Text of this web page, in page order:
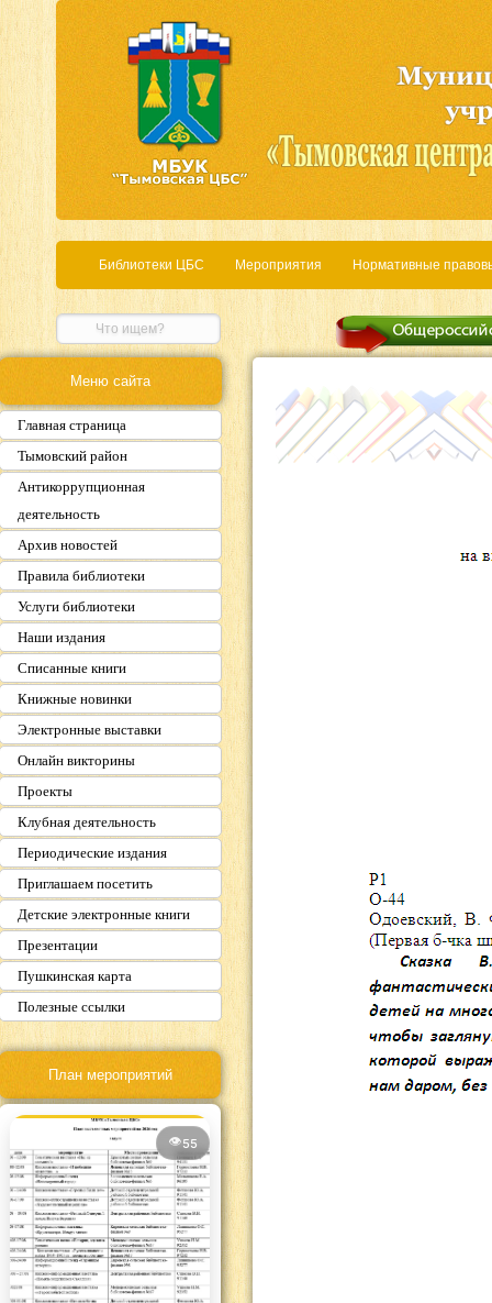
Библиотеки ЦБС Мероприятия Нормативные
Меню сайта
Главная страница
Тымовский район
Антикоррупционная
деятельность
Архив новостей
Правила библиотеки
Услуги библиотеки
Наши издания
Списанные книги
Книжные новинки
Электронные выставки
Онлайн викторины
Проекты
Клубная деятельность
Периодические издания
Приглашаем посетить
Детские электронные книги
Презентации
Пушкинская карта
Полезные ссылки
План мероприятий
55